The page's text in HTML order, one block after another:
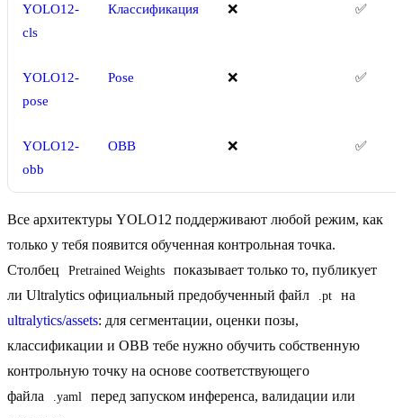
YOLO12-
cls
Классификация ❌ ✅
YOLO12-
pose
Pose ❌ ✅
YOLO12-
obb
OBB ❌ ✅
Все архитектуры YOLO12 поддерживают любой режим, как
только у тебя появится обученная контрольная точка.
Столбец
Pretrained Weights
показывает только то, публикует
ли Ultralytics официальный предобученный файл
.pt
на
ultralytics/assets: для сегментации, оценки позы,
классификации и OBB тебе нужно обучить собственную
контрольную точку на основе соответствующего
файла
.yaml
перед запуском инференса, валидации или